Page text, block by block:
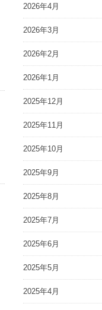
2026年4月
2026年3月
2026年2月
2026年1月
2025年12月
2025年11月
2025年10月
2025年9月
2025年8月
2025年7月
2025年6月
2025年5月
2025年4月